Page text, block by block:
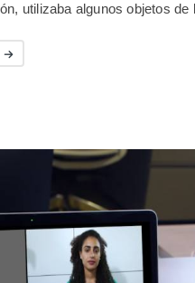
utilizaba algunos objetos de